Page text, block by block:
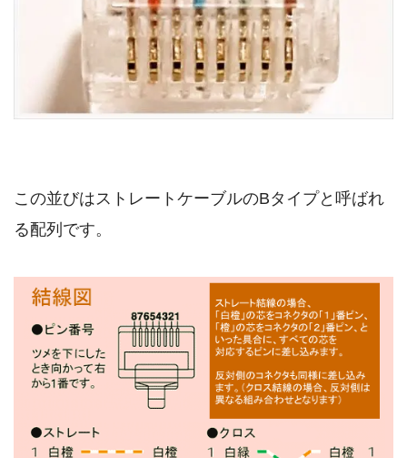
この並びはストレートケーブルのBタイプと呼ばれ
る配列です。